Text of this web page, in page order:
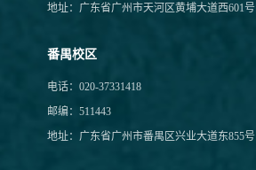
地址：广东省广州市天河区黄埔大道西601号
番禺校区
电话：020-37331418
邮编：511443
地址：广东省广州市番禺区兴业大道东855号